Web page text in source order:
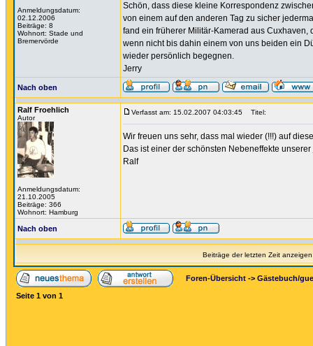
Anmeldungsdatum:
02.12.2006
Beiträge: 8
Wohnort: Stade und
Bremervörde
Schön, dass diese kleine Korrespondenz
von einem auf den anderen Tag zu sicher
fand ein früherer Militär-Kamerad aus
wenn nicht bis dahin einem von uns beiden ein
wieder persönlich begegnen.
Jerry
Nach oben
Ralf Froehlich
Autor
Anmeldungsdatum:
21.10.2005
Beiträge: 366
Wohnort: Hamburg
Verfasst am: 15.02.2007 04:03:45 Titel:
Wir freuen uns sehr, dass mal wieder (!!!) auf
Das ist einer der schönsten Nebeneffekte
Ralf
Nach oben
Beiträge der letzten Zeit
Foren-Übersicht -> Gästebuch/
Seite 1 von 1